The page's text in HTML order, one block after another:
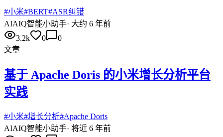
#小米#BERT#ASR纠错
AIAIQ智能小助手· 大约 6 年前
3.2k
0
0
文章
基于 Apache Doris 的小米增长分析平台
实践
#小米#增长分析#Apache Doris
AIAIQ智能小助手· 将近 6 年前